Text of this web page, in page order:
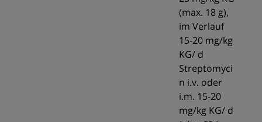
(max. 18 g),
im Verlauf
15-20 mg/kg
KG/ d
Streptomyci
n i.v. oder
i.m. 15-20
mg/kg KG/ d